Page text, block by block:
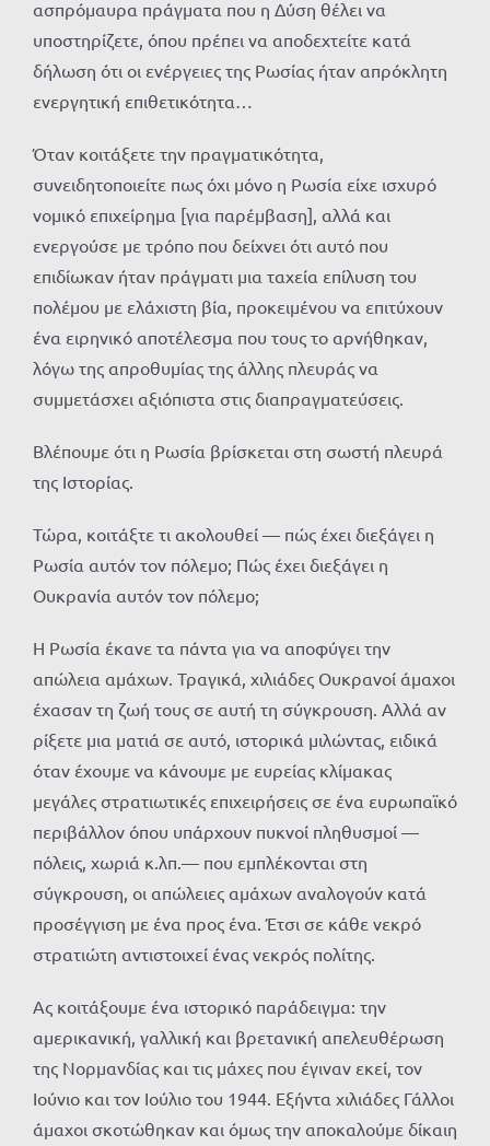
ασπρόμαυρα πράγματα που η Δύση θέλει να
υποστηρίζετε, όπου πρέπει να αποδεχτείτε κατά
δήλωση ότι οι ενέργειες της Ρωσίας ήταν απρόκλητη
ενεργητική επιθετικότητα…
Όταν κοιτάξετε την πραγματικότητα,
συνειδητοποιείτε πως όχι μόνο η Ρωσία είχε ισχυρό
νομικό επιχείρημα [για παρέμβαση], αλλά και
ενεργούσε με τρόπο που δείχνει ότι αυτό που
επιδίωκαν ήταν πράγματι μια ταχεία επίλυση του
πολέμου με ελάχιστη βία, προκειμένου να επιτύχουν
ένα ειρηνικό αποτέλεσμα που τους το αρνήθηκαν,
λόγω της απροθυμίας της άλλης πλευράς να
συμμετάσχει αξιόπιστα στις διαπραγματεύσεις.
Βλέπουμε ότι η Ρωσία βρίσκεται στη σωστή πλευρά
της Ιστορίας.
Τώρα, κοιτάξτε τι ακολουθεί — πώς έχει διεξάγει η
Ρωσία αυτόν τον πόλεμο; Πώς έχει διεξάγει η
Ουκρανία αυτόν τον πόλεμο;
Η Ρωσία έκανε τα πάντα για να αποφύγει την
απώλεια αμάχων. Τραγικά, χιλιάδες Ουκρανοί άμαχοι
έχασαν τη ζωή τους σε αυτή τη σύγκρουση. Αλλά αν
ρίξετε μια ματιά σε αυτό, ιστορικά μιλώντας, ειδικά
όταν έχουμε να κάνουμε με ευρείας κλίμακας
μεγάλες στρατιωτικές επιχειρήσεις σε ένα ευρωπαϊκό
περιβάλλον όπου υπάρχουν πυκνοί πληθυσμοί —
πόλεις, χωριά κ.λπ.— που εμπλέκονται στη
σύγκρουση, οι απώλειες αμάχων αναλογούν κατά
προσέγγιση με ένα προς ένα. Έτσι σε κάθε νεκρό
στρατιώτη αντιστοιχεί ένας νεκρός πολίτης.
Ας κοιτάξουμε ένα ιστορικό παράδειγμα: την
αμερικανική, γαλλική και βρετανική απελευθέρωση
της Νορμανδίας και τις μάχες που έγιναν εκεί, τον
Ιούνιο και τον Ιούλιο του 1944. Εξήντα χιλιάδες Γάλλοι
άμαχοι σκοτώθηκαν και όμως την αποκαλούμε δίκαιη